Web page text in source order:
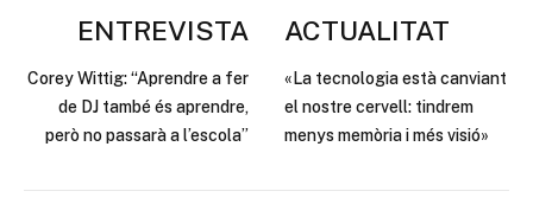
ENTREVISTA
Corey Wittig: “Aprendre a fer
de DJ també és aprendre,
però no passarà a l’escola”
ACTUALITAT
«La tecnologia està canviant
el nostre cervell: tindrem
menys memòria i més visió»